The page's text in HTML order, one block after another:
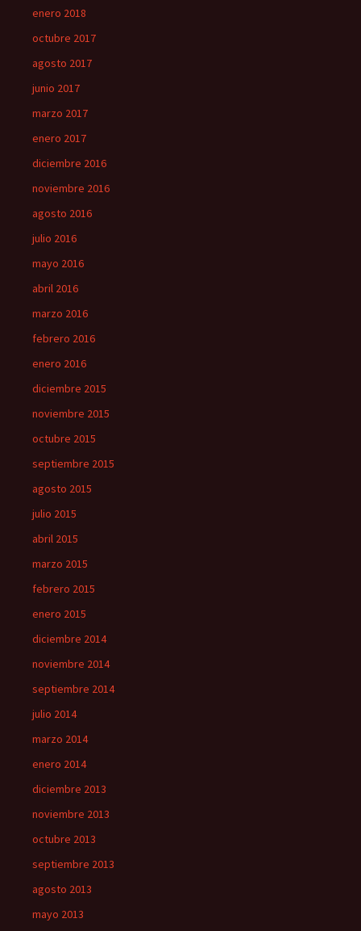
enero 2018
octubre 2017
agosto 2017
junio 2017
marzo 2017
enero 2017
diciembre 2016
noviembre 2016
agosto 2016
julio 2016
mayo 2016
abril 2016
marzo 2016
febrero 2016
enero 2016
diciembre 2015
noviembre 2015
octubre 2015
septiembre 2015
agosto 2015
julio 2015
abril 2015
marzo 2015
febrero 2015
enero 2015
diciembre 2014
noviembre 2014
septiembre 2014
julio 2014
marzo 2014
enero 2014
diciembre 2013
noviembre 2013
octubre 2013
septiembre 2013
agosto 2013
mayo 2013